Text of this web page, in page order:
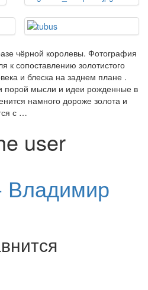
чёрной королевы. Фотография
к сопоставлению золотистого
и блеска на заднем плане .
порой мысли и идеи рожденные в
намного дороже золота и
с …
Владимир